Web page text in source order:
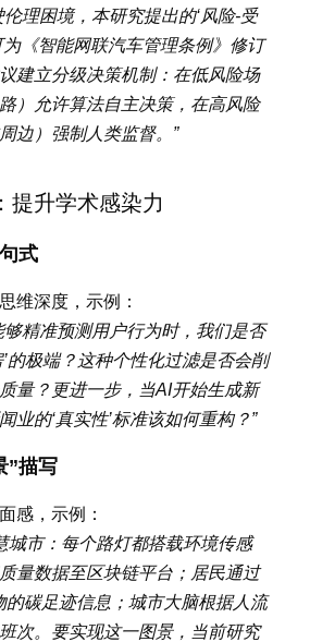
理困境，本研究提出的‘风险-受
为《智能网联汽车管理条例》修订
建立分级决策机制：在低风险场
）允许算法自主决策，在高风险
边）强制人类监督。”
提升学术感染力
式
维深度，示例：
够精准预测用户行为时，我们是否
’的极端？这种个性化过滤是否会削
量？更进一步，当AI开始生成新
业的‘真实性’标准该如何重构？”
”描写
感，示例：
城市：每个路灯都搭载环境传感
量数据至区块链平台；居民通过
碳足迹信息；城市大脑根据人流
次。要实现这一图景，当前研究